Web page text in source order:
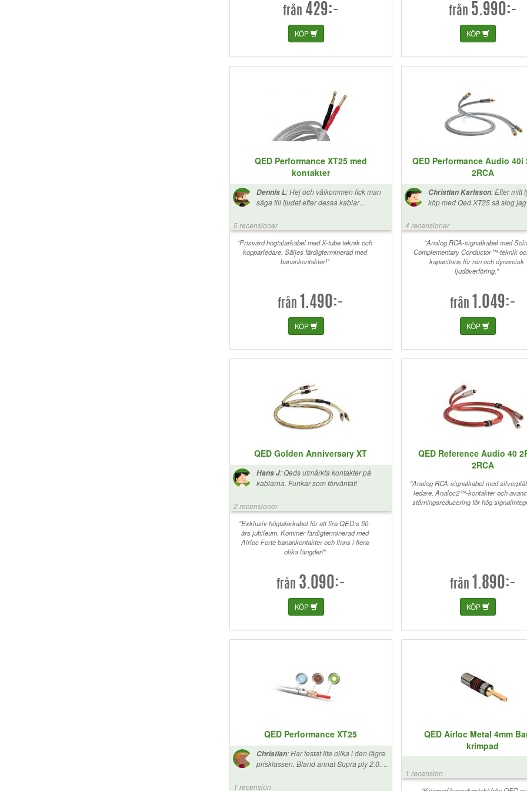
från 429:-
KÖP
från 5.990:-
KÖP
QED Performance XT25 med
kontakter
Dennis L: Hej och välkommen fick man
säga till ljudet efter dessa kablar
billigare som användes innan.
5 recensioner
"Prisvärd högtalarkabel med X-tube teknik och
kopparledare. Säljes färdigterminerad med
banankontakter!"
från 1.490:-
KÖP
QED Performance Audio 40i
2RCA
Christian Karlsson:Efter mitt
köp med Qed XT25 så slog
Dac-X. Ångrar inte köpet på
alls. Dra mig baklänges vilken
var som att dra av ett skynke
högtalarna. Musiken fick ett bättre flow,
detaljer som ofta försvann när
spelade på låg volym
Summering KÖP! Nu har jag
kan med min anläggning. Qed
förstärkare, högtalare att spela
4 recensioner
"Analog RCA-signalkabel med
Complementary Conductor™-teknik
kapacitans för ren och dynamisk
ljudöverföring."
från 1.049:-
KÖP
QED Golden Anniversary XT
Hans J: Qeds utmärkta kontakter på
kablarna. Funkar som förväntat!
2 recensioner
"Exklusiv högtalarkabel för att fira QED:s 50-
års jubileum. Kommer färdigterminerad med
Airloc Forté banankontakter och finns i flera
olika längder!"
från 3.090:-
KÖP
QED Reference Audio 40
2RCA
"Analog RCA-signalkabel med
ledare, Analoc2™-kontakter och
störningsreducering för hög
från 1.890:-
KÖP
QED Performance XT25
Christian: Har testat lite olika i den lägre
prisklassen. Bland annat Supra ply 2.0.
inte lika bra på systemet jag har nu.
1 recension
QED Airloc Metal 4mm
krimpad
1 recension